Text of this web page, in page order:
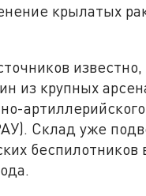
крылатых
из крупных
артиллерийского
Склад уже
беспилотников